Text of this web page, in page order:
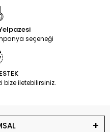
seçeneği
bize iletebilirsiniz.